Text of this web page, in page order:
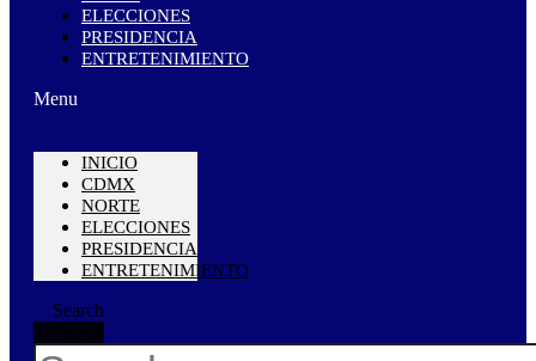
ELECCIONES
PRESIDENCIA
ENTRETENIMIENTO
Menu
INICIO
CDMX
NORTE
ELECCIONES
PRESIDENCIA
ENTRETENIMIENTO
Search